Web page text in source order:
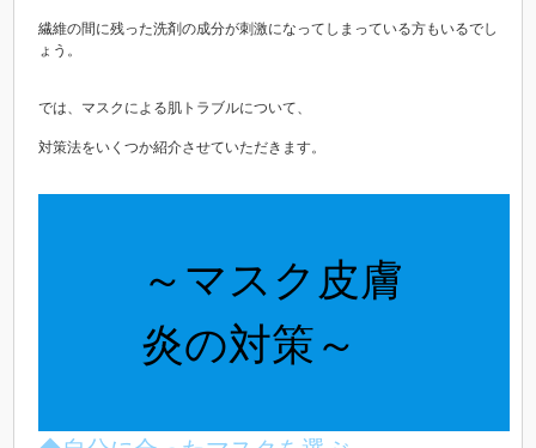
繊維の間に残った洗剤の成分が刺激になってしまっている方もいるでし
ょう。
では、マスクによる肌トラブルについて、
対策法をいくつか紹介させていただきます。
～マスク皮膚
炎の対策～